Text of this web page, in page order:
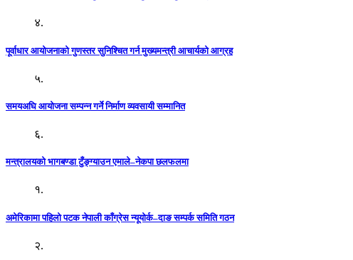
४.
पूर्वाधार आयोजनाको गुणस्तर सुनिश्चित गर्न मुख्यमन्त्री आचार्यको आग्रह
५.
समयअघि आयोजना सम्पन्न गर्ने निर्माण व्यवसायी सम्मानित
६.
मन्त्रालयको भागबण्डा टुँङ्ग्याउन एमाले–नेकपा छलफलमा
१.
अमेरिकामा पहिलो पटक नेपाली काँग्रेस न्यूयोर्क–दाङ सम्पर्क समिति गठन
२.